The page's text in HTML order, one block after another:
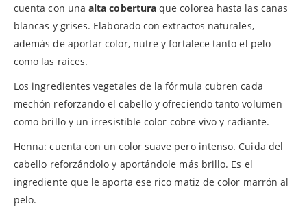
cuenta con unaalta cobertura que colorea hasta las canas
blancas y grises. Elaborado con extractos naturales,
además de aportar color, nutre y fortalece tanto el pelo
como las raíces.
Los ingredientes vegetales de la fórmula cubren cada
mechón reforzando el cabello y ofreciendo tanto volumen
como brillo y un irresistible color cobre vivo y radiante.
Henna: cuenta con un color suave pero intenso. Cuida del
cabello reforzándolo y aportándole más brillo. Es el
ingrediente que le aporta ese rico matiz de color marrón al
pelo.